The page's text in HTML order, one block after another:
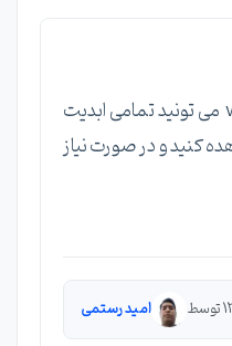
بله شما داخل کنسول wsus می تونید تمامی ابدیت
کنید و در صورت نیاز
امید رستمی